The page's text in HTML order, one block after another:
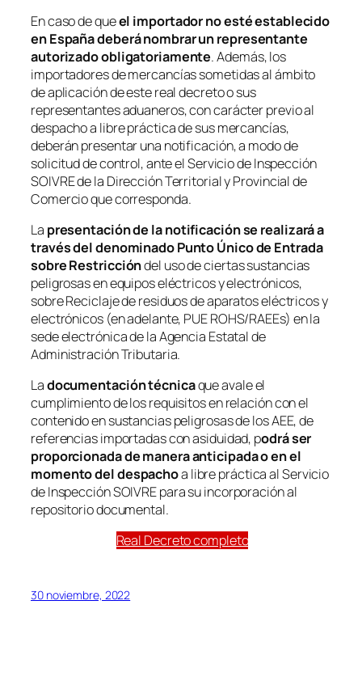
En caso de queel importador no esté establecido
en España deberá nombrar un representante
autorizado obligatoriamente. Además, los
importadores de mercancías sometidas al ámbito
de aplicación de este real decreto o sus
representantes aduaneros, con carácter previo al
despacho a libre práctica de sus mercancías,
deberán presentar una notificación, a modo de
solicitud de control, ante el Servicio de Inspección
SOIVRE de la Dirección Territorial y Provincial de
Comercio que corresponda.
La presentación de la notificación se realizará a
través del denominado Punto Único de Entrada
sobre Restriccióndel uso de ciertas sustancias
peligrosas en equipos eléctricos y electrónicos,
sobre Reciclaje de residuos de aparatos eléctricos y
electrónicos (en adelante, PUE ROHS/RAEEs) en la
sede electrónica de la Agencia Estatal de
Administración Tributaria.
Ladocumentación técnicaque avale el
cumplimiento de los requisitos en relación con el
contenido en sustancias peligrosas de los AEE, de
referencias importadas con asiduidad, podrá ser
proporcionada de manera anticipada o en el
momento del despachoa libre práctica al Servicio
de Inspección SOIVRE para su incorporación al
repositorio documental.
Real Decreto completo
30 noviembre, 2022